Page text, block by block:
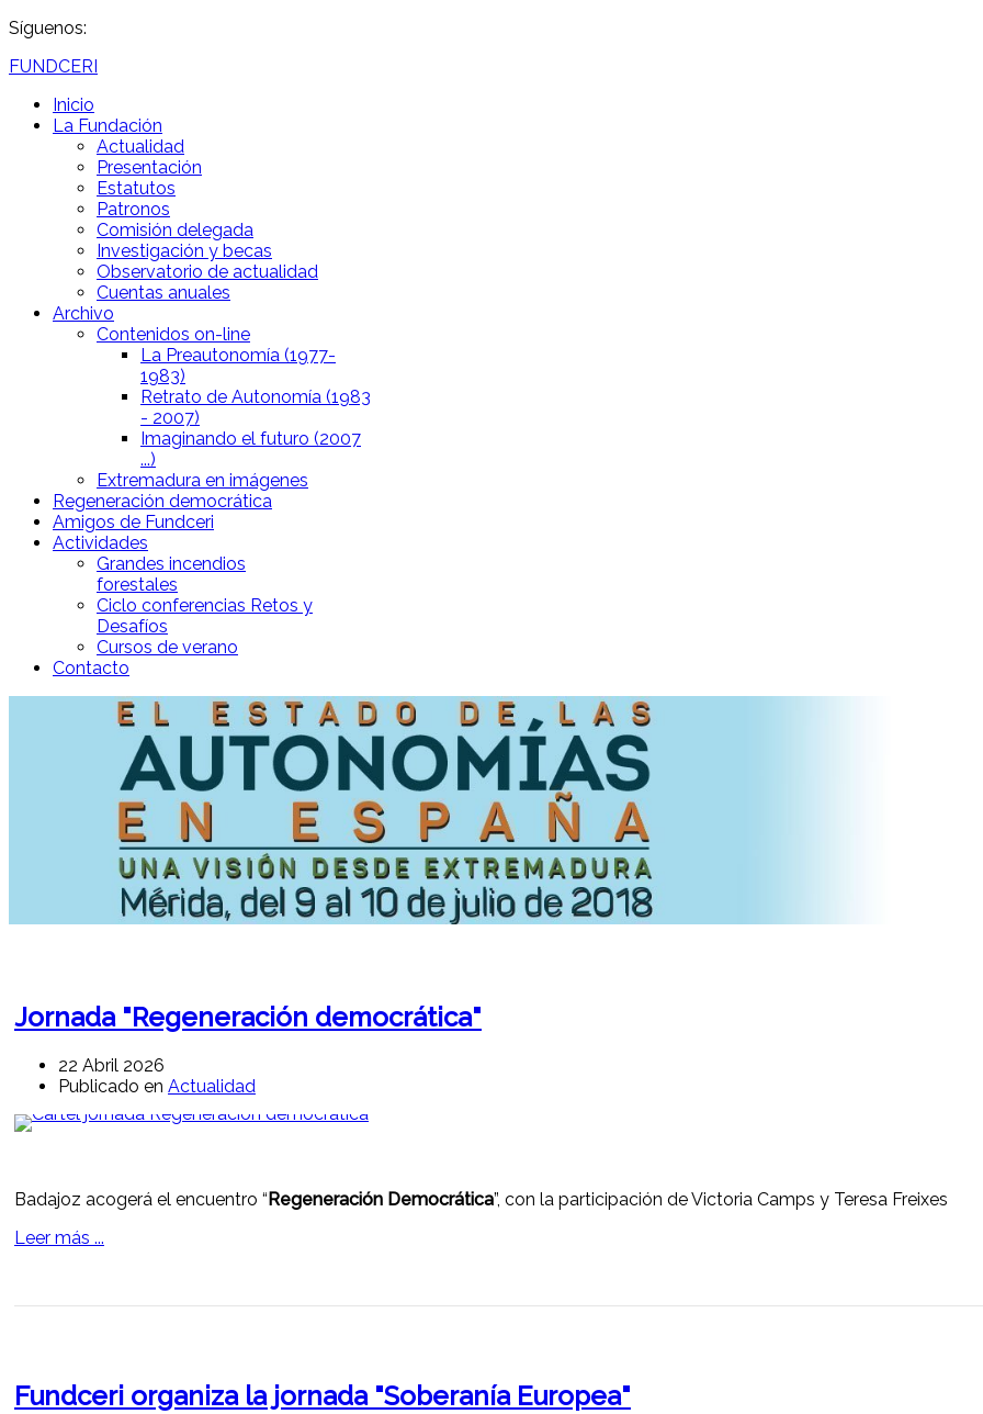
Síguenos:
FUNDCERI
Inicio
La Fundación
Actualidad
Presentación
Estatutos
Patronos
Comisión delegada
Investigación y becas
Observatorio de actualidad
Cuentas anuales
Archivo
Contenidos on-line
La Preautonomía (1977-
1983)
Retrato de Autonomía (1983
- 2007)
Imaginando el futuro (2007
...)
Extremadura en imágenes
Regeneración democrática
Amigos de Fundceri
Actividades
Grandes incendios
forestales
Ciclo conferencias Retos y
Desafíos
Cursos de verano
Contacto
Jornada "Regeneración democrática"
22 Abril 2026
Publicado en Actualidad
Badajoz acogerá el encuentro “ Regeneración Democrática”, con la participación de Victoria Camps y Teresa Freixes
Leer más ...
Fundceri organiza la jornada "Soberanía Europea"